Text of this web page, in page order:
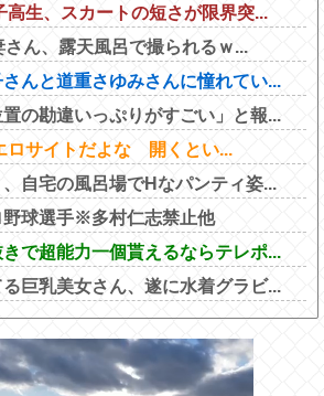
高生、スカートの短さが限界突...
さん、露天風呂で撮られるｗ...
んと道重さゆみさんに憧れてい...
置の勘違いっぷりがすごい」と報...
ロサイトだよな 開くとい...
、自宅の風呂場でHなパンティ姿...
野球選手※多村仁志禁止他
で超能力一個貰えるならテレポ...
る巨乳美女さん、遂に水着グラビ...